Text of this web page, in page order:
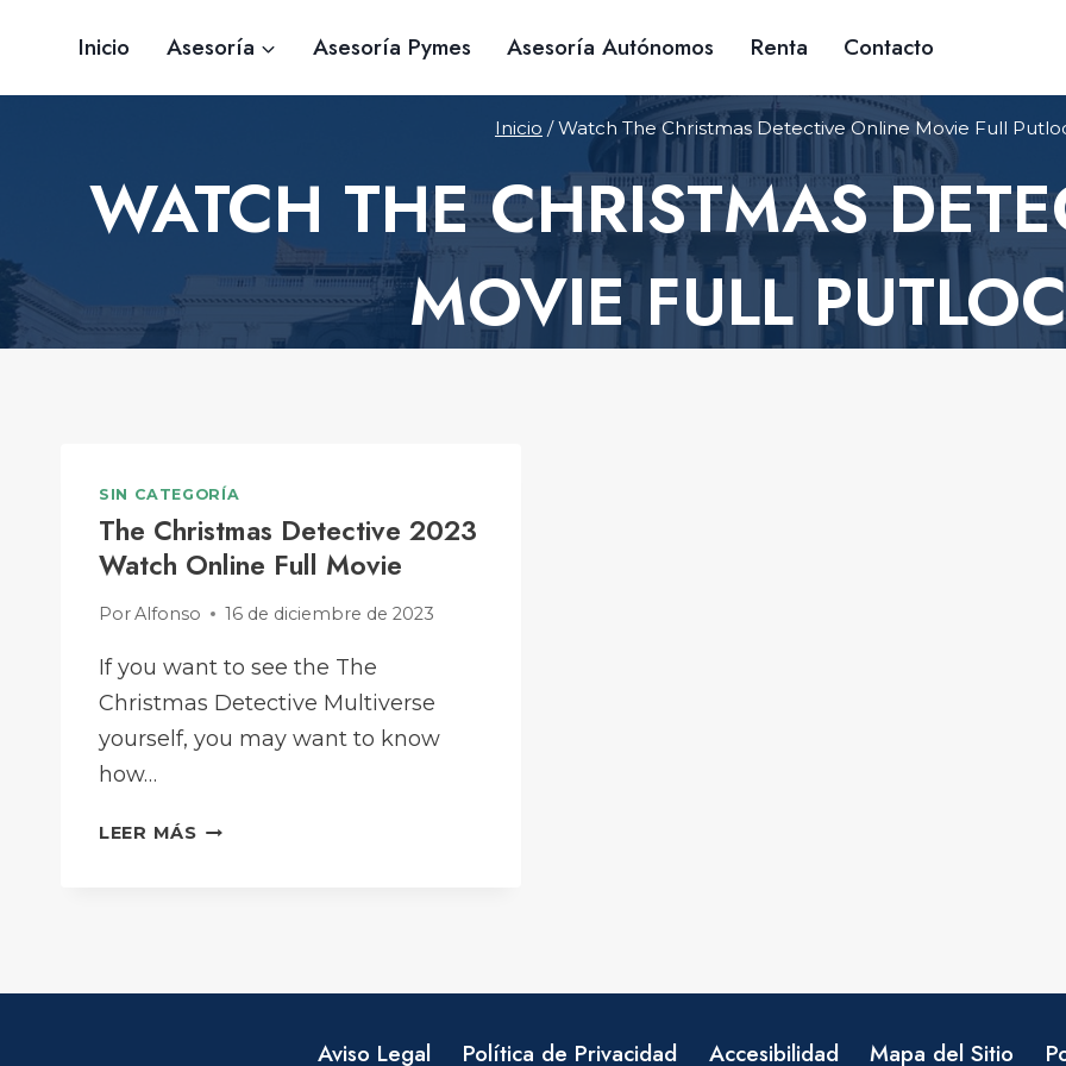
Inicio Asesoría Asesoría Pymes Asesoría Autónomos Renta Contacto
Inicio / Watch The Christmas Detective Online Movie Full
WATCH THE CHRISTMAS
MOVIE FULL
SIN CATEGORÍA
The Christmas Detective 2023
Watch Online Full Movie
PorAlfonso 16 de diciembre de 2023
If you want to see the The
Christmas Detective Multiverse
yourself, you may want to know
how…
LEER MÁS THE
FULL
Aviso Legal Política de Privacidad Accesibilidad Mapa del Sitio